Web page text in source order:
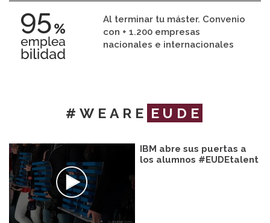
Al terminar tu máster. Convenio
con + 1.200 empresas
nacionales e internacionales
#WEARE EUDE
IBM abre sus puertas a
los alumnos #EUDEtalent